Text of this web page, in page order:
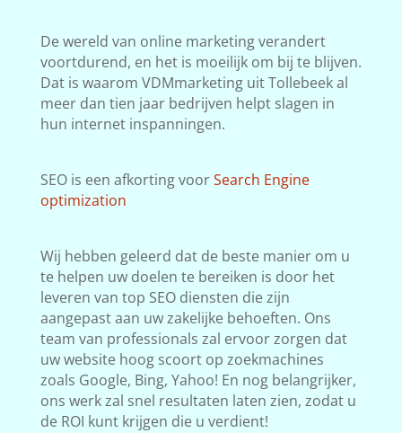
De wereld van online marketing verandert
voortdurend, en het is moeilijk om bij te blijven.
Dat is waarom VDMmarketing uit Tollebeek al
meer dan tien jaar bedrijven helpt slagen in
hun internet inspanningen.
SEO is een afkorting voorSearch Engine
optimization
Wij hebben geleerd dat de beste manier om u
te helpen uw doelen te bereiken is door het
leveren van top SEO diensten die zijn
aangepast aan uw zakelijke behoeften. Ons
team van professionals zal ervoor zorgen dat
uw website hoog scoort op zoekmachines
zoals Google, Bing, Yahoo! En nog belangrijker,
ons werk zal snel resultaten laten zien, zodat u
de ROI kunt krijgen die u verdient!